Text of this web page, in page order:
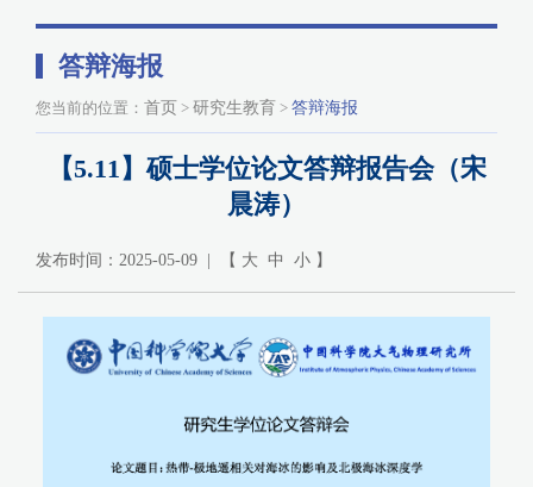
答辩海报
您当前的位置： 首页 > 研究生教育 > 答辩海报
【5.11】硕士学位论文答辩报告会（宋
晨涛）
发布时间：2025-05-09 | 【 大 中 小 】